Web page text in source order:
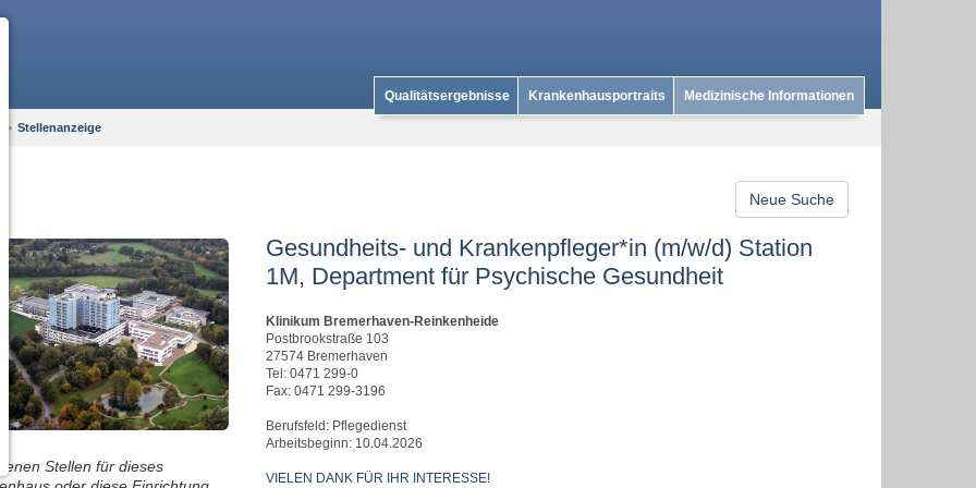
Qualitätsergebnisse Krankenhausportraits Medizinische Informationen
> Stellenanzeige
Neue Suche
Stellen für dieses
Gesundheits- und Krankenpfleger*in (m/w/d) Station
1M, Department für Psychische Gesundheit
Klinikum Bremerhaven-Reinkenheide
Postbrookstraße 103
27574 Bremerhaven
Tel: 0471 299-0
Fax: 0471 299-3196
Berufsfeld: Pflegedienst
Arbeitsbeginn: 10.04.2026
VIELEN DANK FÜR IHR INTERESSE!